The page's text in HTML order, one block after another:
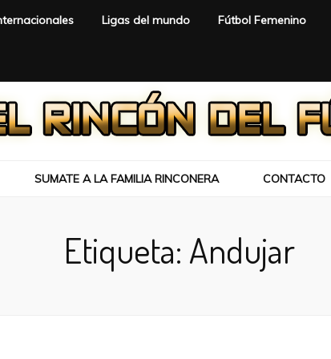
Ligas del mundo Fútbol Femenino
SUMATE A LA FAMILIA RINCONERA CONTACTO
Etiqueta: Andujar